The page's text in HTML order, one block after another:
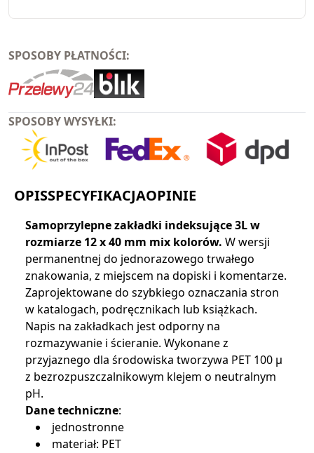
SPOSOBY PŁATNOŚCI:
SPOSOBY WYSYŁKI:
OPISSPECYFIKACJAOPINIE
Samoprzylepne zakładki indeksujące 3L w
rozmiarze 12 x 40 mm mix kolorów. W wersji
permanentnej do jednorazowego trwałego
znakowania, z miejscem na dopiski i komentarze.
Zaprojektowane do szybkiego oznaczania stron
w katalogach, podręcznikach lub książkach.
Napis na zakładkach jest odporny na
rozmazywanie i ścieranie. Wykonane z
przyjaznego dla środowiska tworzywa PET 100 µ
z bezrozpuszczalnikowym klejem o neutralnym
pH.
Dane techniczne:
jednostronne
materiał: PET